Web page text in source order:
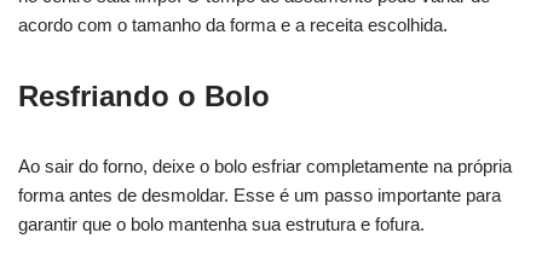
acordo com o tamanho da forma e a receita escolhida.
Resfriando o Bolo
Ao sair do forno, deixe o bolo esfriar completamente na própria
forma antes de desmoldar. Esse é um passo importante para
garantir que o bolo mantenha sua estrutura e fofura.